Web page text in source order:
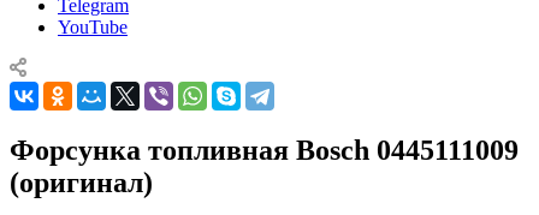
Telegram
YouTube
Форсунка топливная Bosch 0445111009
(оригинал)